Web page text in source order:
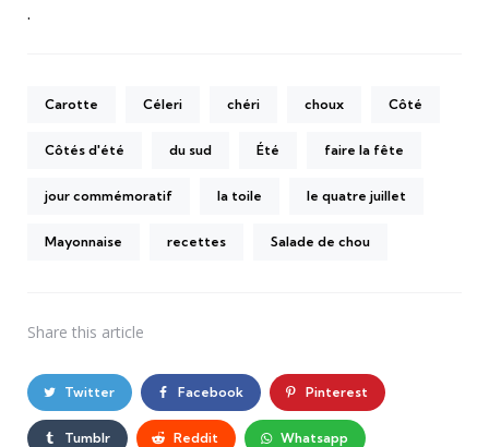
.
Carotte Céleri chéri choux Côté
Côtés d'été du sud Été faire la fête
jour commémoratif la toile le quatre juillet
Mayonnaise recettes Salade de chou
Share this article
Twitter Facebook Pinterest
Tumblr Reddit Whatsapp